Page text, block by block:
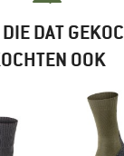
DAT
OOK